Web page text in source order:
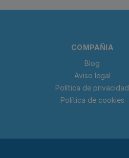
COMPAÑIA
Blog
Aviso legal
Política de privacidad
Política de cookies